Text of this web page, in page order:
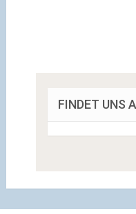
FINDET UNS